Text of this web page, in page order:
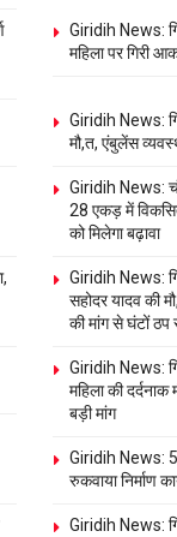
Giridih News:
महिला पर गिरी
Giridih News:
मौ,त, एंबुलेंस
Giridih News:
28 एकड़ में
को मिलेगा बढ़ावा
Giridih News:
सहोदर यादव की
की मांग से घंटों ठप
Giridih News:
महिला की
बड़ी मांग
Giridih News: 5
रुकवाया निर्माण
Giridih News: